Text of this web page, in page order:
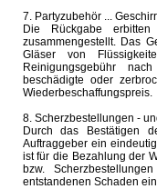
7. Partyzubehör ...
Die Rückgabe
zusammengestellt. Das
Gläser von
Reinigungsgebühr
beschädigte oder
Wiederbeschaffungspreis.
8. Scherzbestellungen -
Durch das Bestätigen
Auftraggeber ein
ist für die Bezahlung der
bzw.
entstandenen Schaden